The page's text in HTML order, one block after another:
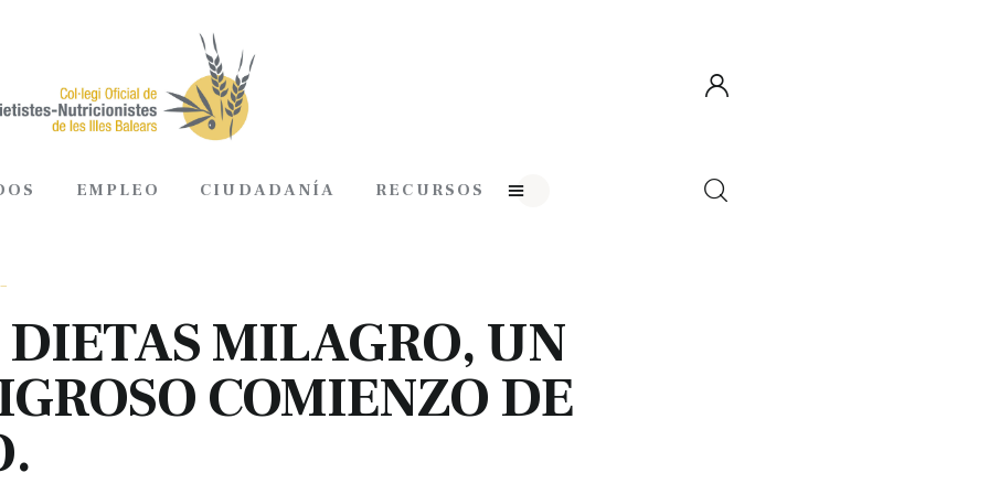
EMPLEO CIUDADANÍA RECURSOS
MILAGRO, UN
COMIENZO DE